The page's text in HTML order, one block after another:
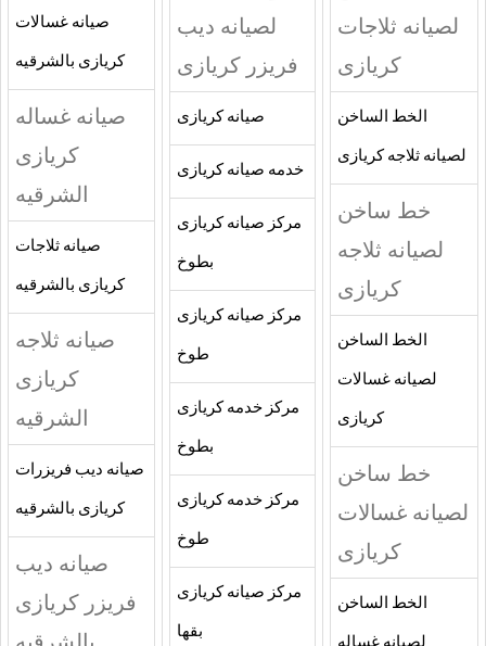
لصيانه ثلاجات
كريازى
الخط الساخن
لصيانه ثلاجه كريازى
خط ساخن
لصيانه ثلاجه
كريازى
الخط الساخن
لصيانه غسالات
كريازى
خط ساخن
لصيانه غسالات
كريازى
الخط الساخن
لصيانه ديب
فريزر كريازى
صيانه كريازى
خدمه صيانه كريازى
مركز صيانه كريازى
بطوخ
مركز صيانه كريازى
طوخ
مركز خدمه كريازى
بطوخ
مركز خدمه كريازى
طوخ
مركز صيانه كريازى
بقها
صيانه غسالات
كريازى بالشرقيه
صيانه غساله
كريازى
الشرقيه
صيانه ثلاجات
كريازى بالشرقيه
صيانه ثلاجه
كريازى
الشرقيه
صيانه ديب فريزرات
كريازى بالشرقيه
صيانه ديب
فريزر كريازى